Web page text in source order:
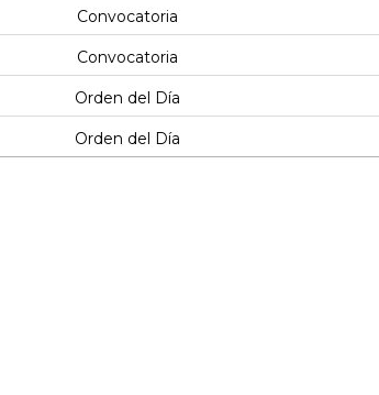
Convocatoria
Convocatoria
Orden del Día
Orden del Día